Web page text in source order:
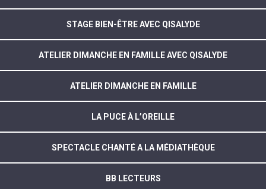
STAGE BIEN-ÊTRE AVEC QISALYDE
ATELIER DIMANCHE EN FAMILLE AVEC QISALYDE
ATELIER DIMANCHE EN FAMILLE
LA PUCE À L’OREILLE
SPECTACLE CHANTÉ A LA MÉDIATHÈQUE
BB LECTEURS